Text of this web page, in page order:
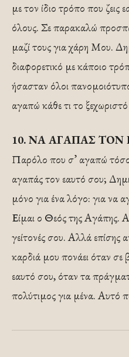
με τον ίδιο τρόπο που
όλους. Σε παρακαλώ
μαζί τους για χάρη Μου.
διαφορετικό με κάποιο
ήσασταν όλοι
αγαπώ κάθε τι το
10. ΝΑ ΑΓΑΠΑΣ
Παρόλο που σ’ αγαπώ
αγαπάς τον εαυτό σου;
μόνο για ένα λόγο: για να
Είμαι ο Θεός της Αγάπης.
γείτονές σου. Αλλά
καρδιά μου πονάει όταν
εαυτό σου, όταν τα
πολύτιμος για μένα. Αυτό